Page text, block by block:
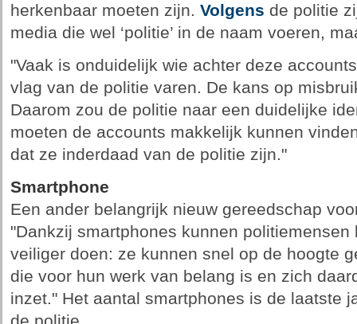
herkenbaar moeten zijn. Volgens de politie
media die wel ‘politie’ in de naam voeren,
"Vaak is onduidelijk wie achter deze
vlag van de politie varen. De kans op
Daarom zou de politie naar een duidelijke
moeten de accounts makkelijk kunnen
dat ze inderdaad van de politie zijn."
Smartphone
Een ander belangrijk nieuw gereedschap
"Dankzij smartphones kunnen
veiliger doen: ze kunnen snel op de hoogte
die voor hun werk van belang is en zich
inzet." Het aantal smartphones is de laatste